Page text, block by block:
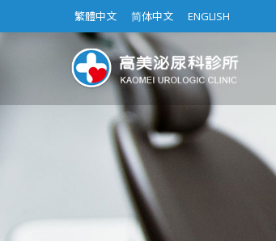
繁體中文 简体中文 ENGLISH